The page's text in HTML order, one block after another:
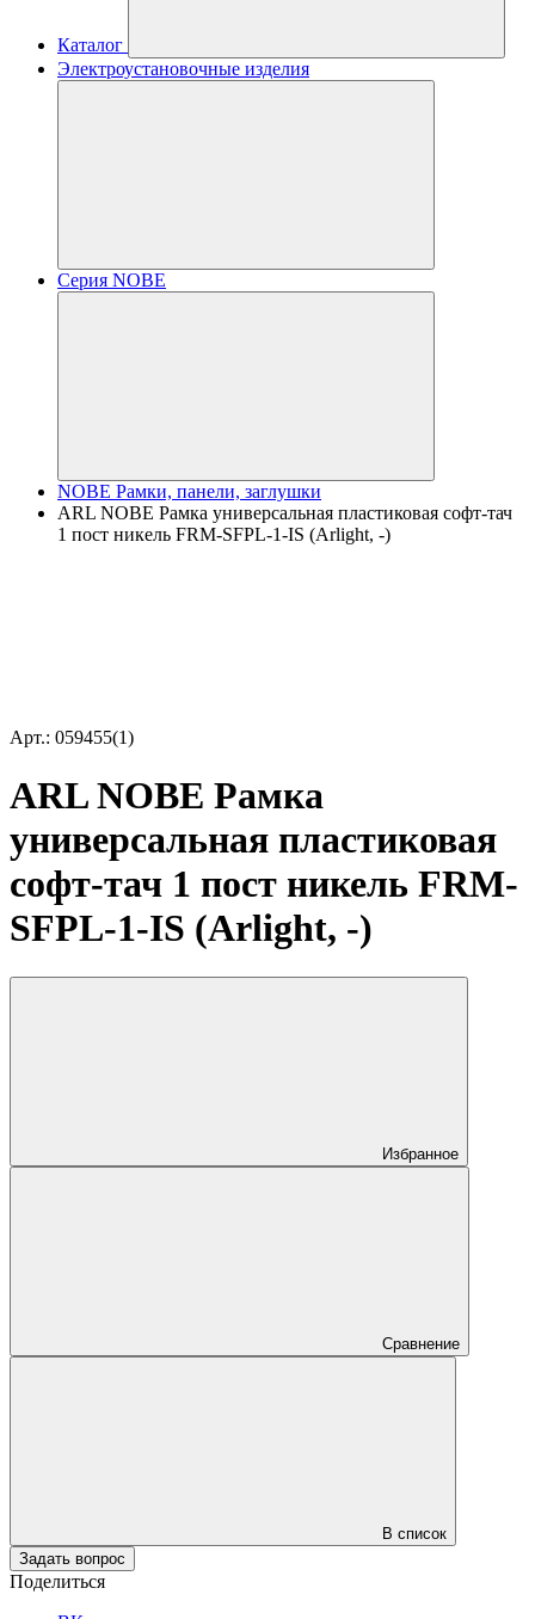
Каталог
Электроустановочные изделия
Серия NOBE
NOBE Рамки, панели, заглушки
ARL NOBE Рамка универсальная пластиковая софт-тач
1 пост никель FRM-SFPL-1-IS (Arlight, -)
Арт.: 059455(1)
ARL NOBE Рамка
универсальная пластиковая
софт-тач 1 пост никель FRM-
SFPL-1-IS (Arlight, -)
Избранное
Сравнение
В список
Задать вопрос
Поделиться